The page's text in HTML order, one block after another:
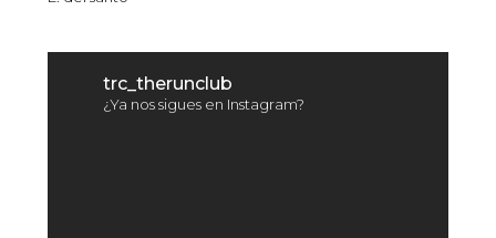
trc_therunclub
¿Ya nos sigues en Instagram?